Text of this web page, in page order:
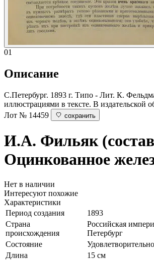
01
Описание
С.Петербург. 1893 г. Типо - Лит. К.
иллюстрациями в тексте. В издательской
Лот № 14459
сохранить
И.А. Фильяк
Оцинкованное
Нет в наличии
Интересуют похожие
Характеристики
Период создания
1893
Страна
происхождения
Российская
Петербург
Состояние
Длина
15 см